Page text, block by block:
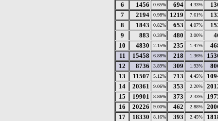
6
1456 0.65% 694 4.33%
7
2194 0.98% 1219 7.61%
8
1843 0.82% 653 4.07%
9
883 0.39% 480 3.00%
10
4830 2.15% 235 1.47%
11
15458 6.88% 218 1.36%
12
8736 3.89% 309 1.93%
13
11507 5.12% 713 4.45%
14
20361 9.06% 353 2.20%
15
19901 8.86% 373 2.33%
16
20226 9.00% 462 2.88%
17
18330 8.16% 393 2.45%